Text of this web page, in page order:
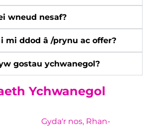
wneud nesaf?
mi ddod â /prynu ac offer?
gostau ychwanegol?
Ychwanegol
Gyda'r nos, Rhan-